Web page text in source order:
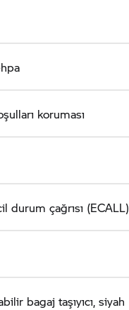
koruması
durum çağrısı (ECALL)
bagaj taşıyıcı, siyah